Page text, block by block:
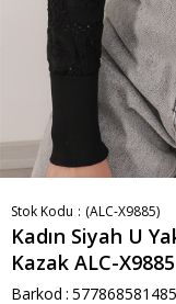
Stok Kodu (ALC-X9885)
Kadın Siyah U
Kazak ALC-X9885
Barkod :